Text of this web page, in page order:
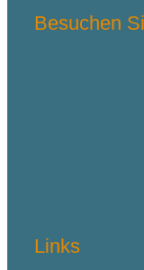
Besuchen
Links